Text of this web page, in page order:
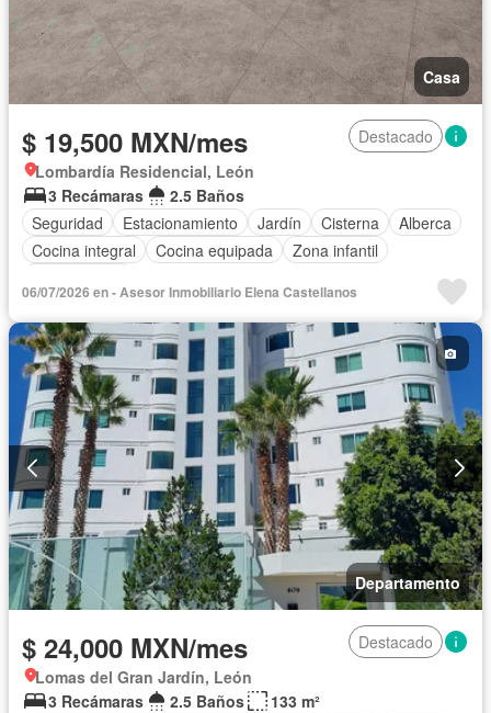
Casa
$ 19,500 MXN/mes
Destacado
Lombardía Residencial, León
3 Recámaras
2.5 Baños
Seguridad
Estacionamiento Jardín Cisterna
Alberca
Cocina integral
Cocina equipada
Zona infantil
06/07/2026 en - Asesor Inmobiliario Elena Castellanos
Departamento
$ 24,000 MXN/mes
Destacado
Lomas del Gran Jardín, León
3 Recámaras
2.5 Baños
133 m²